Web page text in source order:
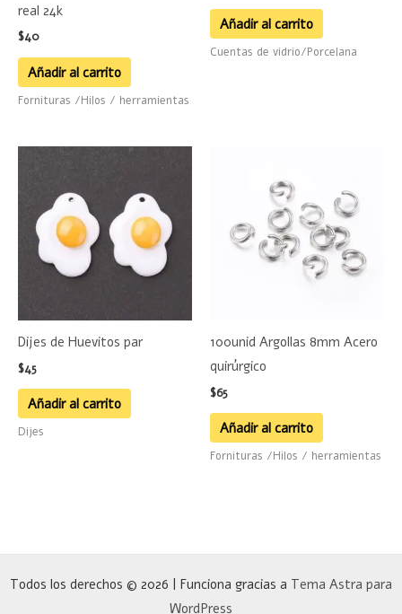
real 24k
$40
Añadir al carrito
Fornituras /Hilos / herramientas
Añadir al carrito
Cuentas de vidrio/Porcelana
Dijes de Huevitos par
$45
Añadir al carrito
Dijes
100unid Argollas 8mm Acero
quirúrgico
$65
Añadir al carrito
Fornituras /Hilos / herramientas
Todos los derechos © 2026 | Funciona gracias a Tema Astra para
WordPress